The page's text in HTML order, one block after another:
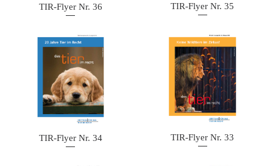
TIR-Flyer Nr. 36 TIR-Flyer Nr. 35
TIR-Flyer Nr. 34 TIR-Flyer Nr. 33